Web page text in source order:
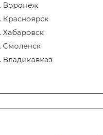
Воронеж
Красноярск
Хабаровск
Смоленск
Владикавказ